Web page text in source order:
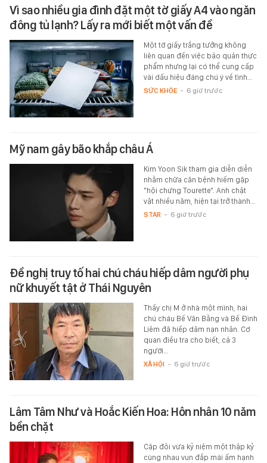
Vì sao nhiều gia đình đặt một tờ giấy A4 vào ngăn
đông tủ lạnh? Lấy ra mới biết một vấn đề
Một tờ giấy trắng tưởng không
liên quan đến việc bảo quản thực
phẩm nhưng lại có thể cung cấp
vài dấu hiệu đáng chú ý về tình…
SỨC KHỎE - 6 giờ trước
Mỹ nam gây bão khắp châu Á
Kim Yoon Sik tham gia diễn diễn
nhằm chữa căn bệnh hiếm gặp
"hội chứng Tourette". Anh chật
vật nhiều năm, hiện tại trở thành…
STAR - 6 giờ trước
Đề nghị truy tố hai chú cháu hiếp dâm người phụ
nữ khuyết tật ở Thái Nguyên
Thấy chị M ở nhà một mình, hai
chú cháu Bế Văn Bằng và Bế Đình
Liêm đã hiếp dâm nạn nhân. Cơ
quan điều tra cho biết, cả 3
người…
XÃ HỘI - 6 giờ trước
Lâm Tâm Như và Hoắc Kiến Hoa: Hôn nhân 10 năm
bền chặt
Cặp đôi vừa kỷ niệm một thập kỷ
cùng nhau vun đắp mái ấm hạnh